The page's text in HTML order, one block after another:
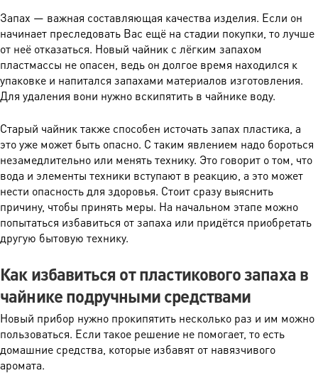
Запах — важная составляющая качества изделия. Если он
начинает преследовать Вас ещё на стадии покупки, то лучше
от неё отказаться. Новый чайник с лёгким запахом
пластмассы не опасен, ведь он долгое время находился к
упаковке и напитался запахами материалов изготовления.
Для удаления вони нужно вскипятить в чайнике воду.
Старый чайник также способен источать запах пластика, а
это уже может быть опасно. С таким явлением надо бороться
незамедлительно или менять технику. Это говорит о том, что
вода и элементы техники вступают в реакцию, а это может
нести опасность для здоровья. Стоит сразу выяснить
причину, чтобы принять меры. На начальном этапе можно
попытаться избавиться от запаха или придётся приобретать
другую бытовую технику.
Как избавиться от пластикового запаха в
чайнике подручными средствами
Новый прибор нужно прокипятить несколько раз и им можно
пользоваться. Если такое решение не помогает, то есть
домашние средства, которые избавят от навязчивого
аромата.